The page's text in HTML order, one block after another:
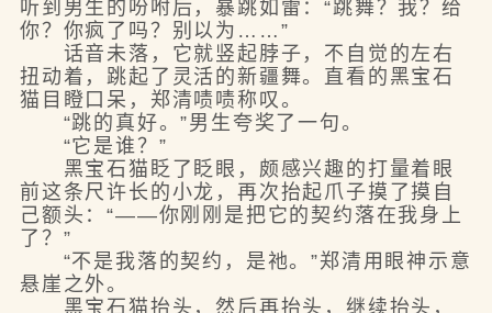
听到男生的吩咐后，暴跳如雷：“跳舞？我？给
你？你疯了吗？别以为……”
话音未落，它就竖起脖子，不自觉的左右
扭动着，跳起了灵活的新疆舞。直看的黑宝石
猫目瞪口呆，郑清啧啧称叹。
“跳的真好。”男生夸奖了一句。
“它是谁？”
黑宝石猫眨了眨眼，颇感兴趣的打量着眼
前这条尺许长的小龙，再次抬起爪子摸了摸自
己额头：“——你刚刚是把它的契约落在我身上
了？”
“不是我落的契约，是祂。”郑清用眼神示意
悬崖之外。
黑宝石猫抬头，然后再抬头，继续抬头，